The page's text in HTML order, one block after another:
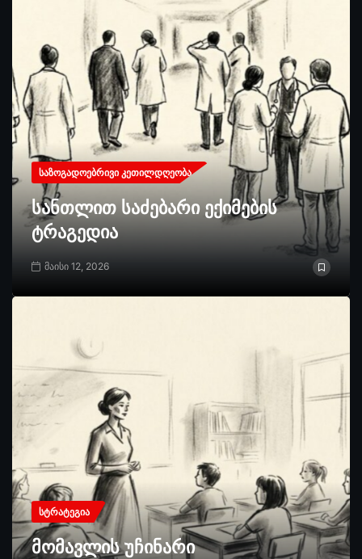
ᲡᲐᲖᲝᲒᲐᲓᲝᲔᲑᲠᲘᲕᲘ ᲙᲔᲗᲘᲚᲓᲦᲔᲝᲑᲐ
სანთლით საძებარი ექიმების
ტრაგედია
მაისი 12, 2026
ᲡᲢᲠᲐᲢᲔᲒᲘᲐ
მომავლის უჩინარი